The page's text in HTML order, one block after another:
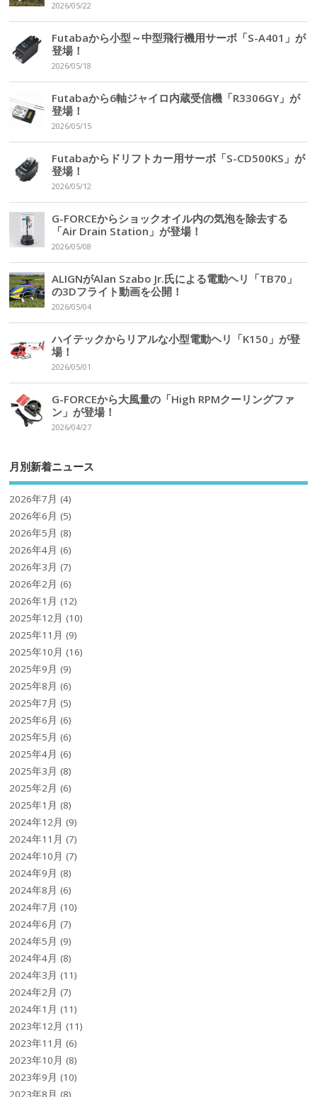
2026/05/22
Futabaから小型～中型飛行機用サーボ「S-A401」が
登場！
2026/05/18
Futabaから6軸ジャイロ内蔵受信機「R3306GY」が
登場！
2026/05/15
Futabaからドリフトカー用サーボ「S-CD500KS」が
登場！
2026/05/12
G-FORCEからショックオイル内の気泡を除去する
「Air Drain Station」が登場！
2026/05/08
ALIGNがAlan Szabo Jr.氏による電動ヘリ「TB70」
の3Dフライト動画を公開！
2026/05/04
ハイテックからリアルな小型電動ヘリ「K150」が登
場！
2026/05/01
G-FORCEから大風量の「High RPMクーリングファ
ン」が登場！
2026/04/27
月別新着ニュース
2026年7月 (4)
2026年6月 (5)
2026年5月 (8)
2026年4月 (6)
2026年3月 (7)
2026年2月 (6)
2026年1月 (12)
2025年12月 (10)
2025年11月 (9)
2025年10月 (16)
2025年9月 (9)
2025年8月 (6)
2025年7月 (5)
2025年6月 (6)
2025年5月 (6)
2025年4月 (6)
2025年3月 (8)
2025年2月 (6)
2025年1月 (8)
2024年12月 (9)
2024年11月 (7)
2024年10月 (7)
2024年9月 (8)
2024年8月 (6)
2024年7月 (10)
2024年6月 (7)
2024年5月 (9)
2024年4月 (8)
2024年3月 (11)
2024年2月 (7)
2024年1月 (11)
2023年12月 (11)
2023年11月 (6)
2023年10月 (8)
2023年9月 (10)
2023年8月 (8)